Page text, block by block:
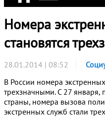
Номера
становятся
28.01.2014 | 08:52
В России номера
трехзначными. С 27 января,
страны, номера вызова
экстренных служб стали